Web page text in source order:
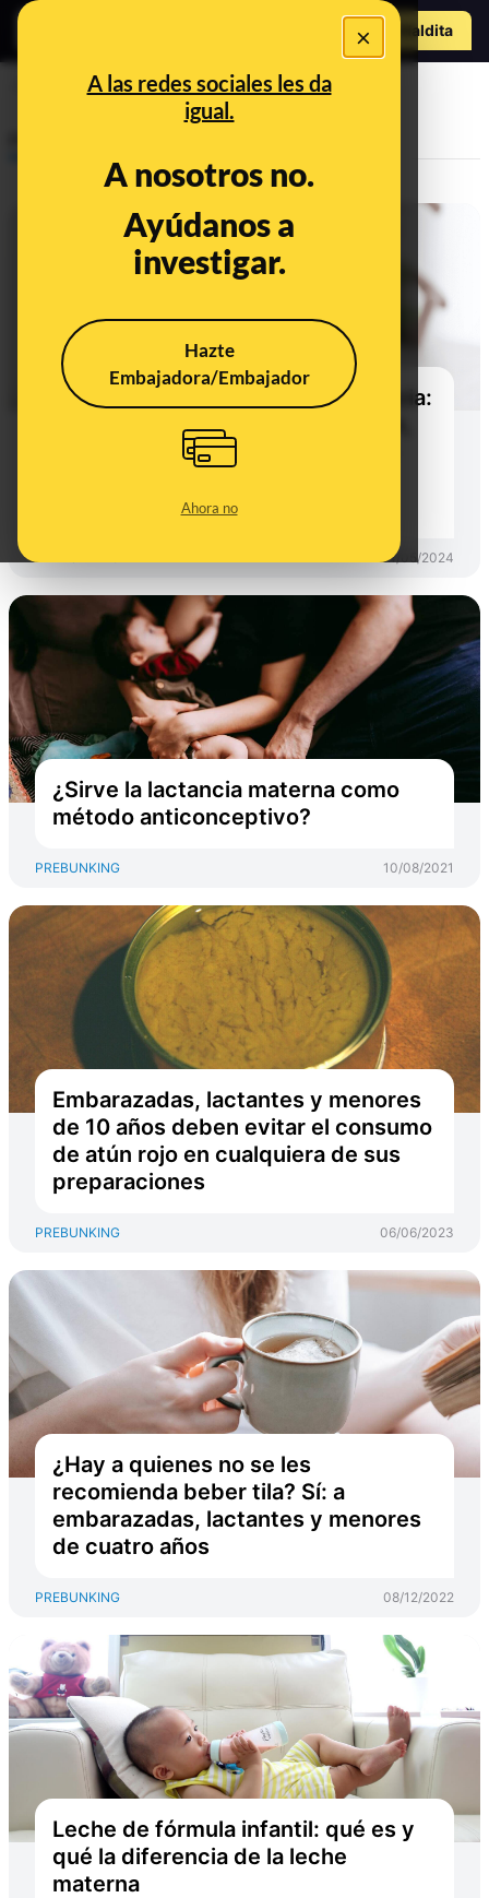
×
A las redes sociales les da
igual.
A nosotros no.
Ayúdanos a
investigar.
Hazte
Embajadora/Embajador
Ahora no
Hazte Maldito
lactancia
Cambios en el permiso de lactancia:
sigue teniendo la misma duración,
pero ahora todo el mundo puede
PREBUNKING 24/05/2024
¿Sirve la lactancia materna como
método anticonceptivo?
PREBUNKING 10/08/2021
Embarazadas, lactantes y menores
de 10 años deben evitar el consumo
de atún rojo en cualquiera de sus
preparaciones
PREBUNKING 06/06/2023
¿Hay a quienes no se les
recomienda beber tila? Sí: a
embarazadas, lactantes y menores
de cuatro años
PREBUNKING 08/12/2022
Leche de fórmula infantil: qué es y
qué la diferencia de la leche
materna